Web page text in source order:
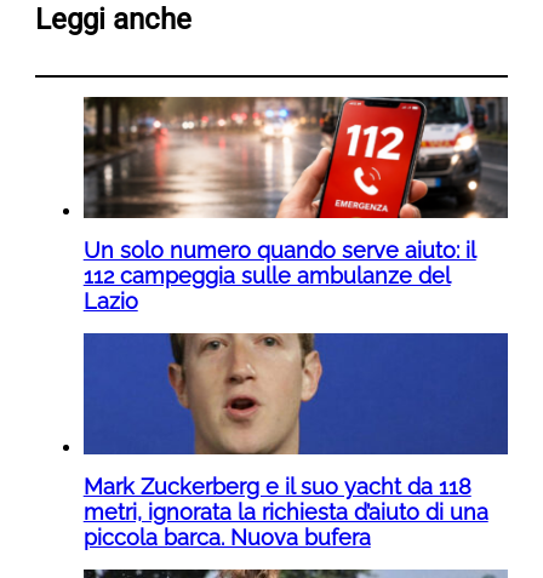
Leggi anche
Un solo numero quando serve aiuto: il
112 campeggia sulle ambulanze del
Lazio
Mark Zuckerberg e il suo yacht da 118
metri, ignorata la richiesta d’aiuto di una
piccola barca. Nuova bufera